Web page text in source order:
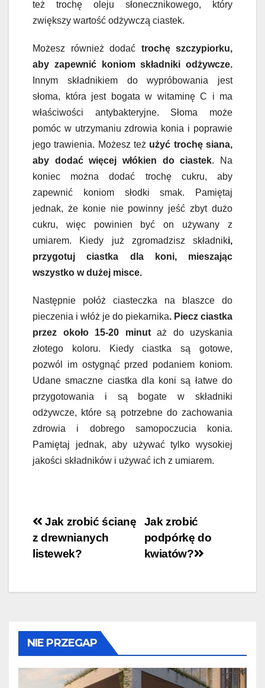
też trochę oleju słonecznikowego, który
zwiększy wartość odżywczą ciastek.
Możesz również dodać trochę szczypiorku,
aby zapewnić koniom składniki odżywcze.
Innym składnikiem do wypróbowania jest
słoma, która jest bogata w witaminę C i ma
właściwości antybakteryjne. Słoma może
pomóc w utrzymaniu zdrowia konia i poprawie
jego trawienia. Możesz też użyć trochę siana,
aby dodać więcej włókien do ciastek. Na
koniec można dodać trochę cukru, aby
zapewnić koniom słodki smak. Pamiętaj
jednak, że konie nie powinny jeść zbyt dużo
cukru, więc powinien być on używany z
umiarem. Kiedy już zgromadzisz składniki,
przygotuj ciastka dla koni, mieszając
wszystko w dużej misce.
Następnie połóż ciasteczka na blaszce do
pieczenia i włóż je do piekarnika. Piecz ciastka
przez około 15-20 minutaż do uzyskania
złotego koloru. Kiedy ciastka są gotowe,
pozwól im ostygnąć przed podaniem koniom.
Udane smaczne ciastka dla koni są łatwe do
przygotowania i są bogate w składniki
odżywcze, które są potrzebne do zachowania
zdrowia i dobrego samopoczucia konia.
Pamiętaj jednak, aby używać tylko wysokiej
jakości składników i używać ich z umiarem.
Nawigacja
wpisu
Jak zrobić
podpórkę do
kwiatów?
Jak zrobić ścianę
z drewnianych
listewek?
NIE PRZEGAP